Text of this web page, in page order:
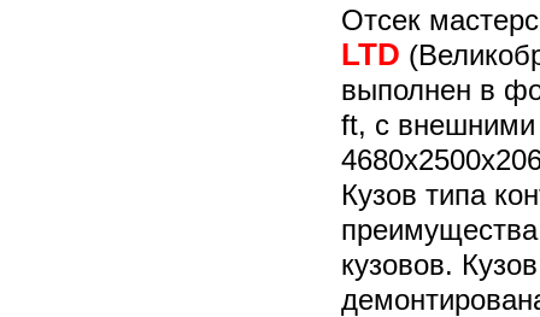
Отсек
LTD
выполнен в
ft, с
Кузов типа
кузовов.